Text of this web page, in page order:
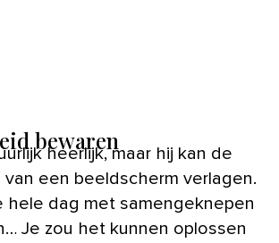
bewaren
heerlijk, maar hij kan de
een beeldscherm verlagen.
hele dag met samengeknepen
Je zou het kunnen oplossen